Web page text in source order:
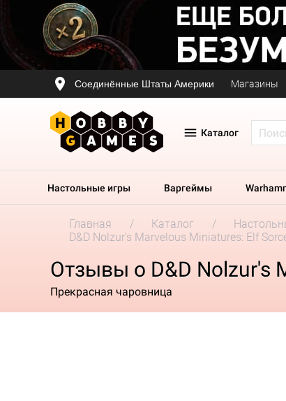
Соединённые Штаты Америки Магазины
Каталог
Настольные игры Варгеймы
Главная Каталог
D&D Nolzur's Marvelous Miniatures: Elf
Отзывы о D&D Nolzur's
Прекрасная чаровница